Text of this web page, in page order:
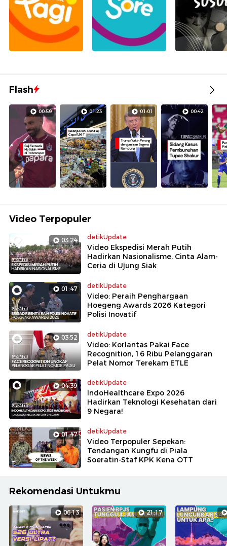
Flash
00:59 01:23 01:01 00:42
Video Terpopuler
03:24 detikUpdate
Video Ekspedisi Merah Putih
Hadirkan Nasionalisme, Cinta Alam-
Ceria di Ujung Siak
01:47 detikUpdate
Video: Peraih Penghargaan
Hoegeng Awards 2026 Kategori
Polisi Inovatif
03:52 detikUpdate
Video: Korlantas Pakai Face
Recognition, 16 Ribu Pelanggaran
Pelat Nomor Terekam ETLE
04:39 detikUpdate
IndoHealthcare Expo 2026
Hadirkan Teknologi Kesehatan dari
9 Negara!
01:47 detikUpdate
Video Terpopuler Sepekan:
Tendangan Kungfu di Piala
Soeratin-Staf KPK Kena OTT
Rekomendasi Untukmu
06:13 21:17